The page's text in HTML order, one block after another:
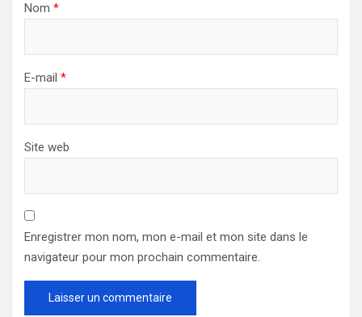
Nom *
E-mail *
Site web
Enregistrer mon nom, mon e-mail et mon site dans le
navigateur pour mon prochain commentaire.